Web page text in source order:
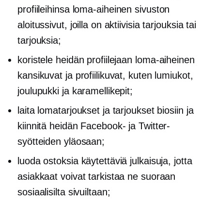
profiileihinsa loma-aiheinen sivuston
aloitussivut, joilla on aktiivisia tarjouksia tai
tarjouksia;
koristele heidän profiilejaan loma-aiheinen
kansikuvat ja profiilikuvat, kuten lumiukot,
joulupukki ja karamellikepit;
laita lomatarjoukset ja tarjoukset biosiin ja
kiinnitä heidän Facebook- ja Twitter-
syötteiden yläosaan;
luoda ostoksia käytettäviä julkaisuja, jotta
asiakkaat voivat tarkistaa ne suoraan
sosiaalisilta sivuiltaan;